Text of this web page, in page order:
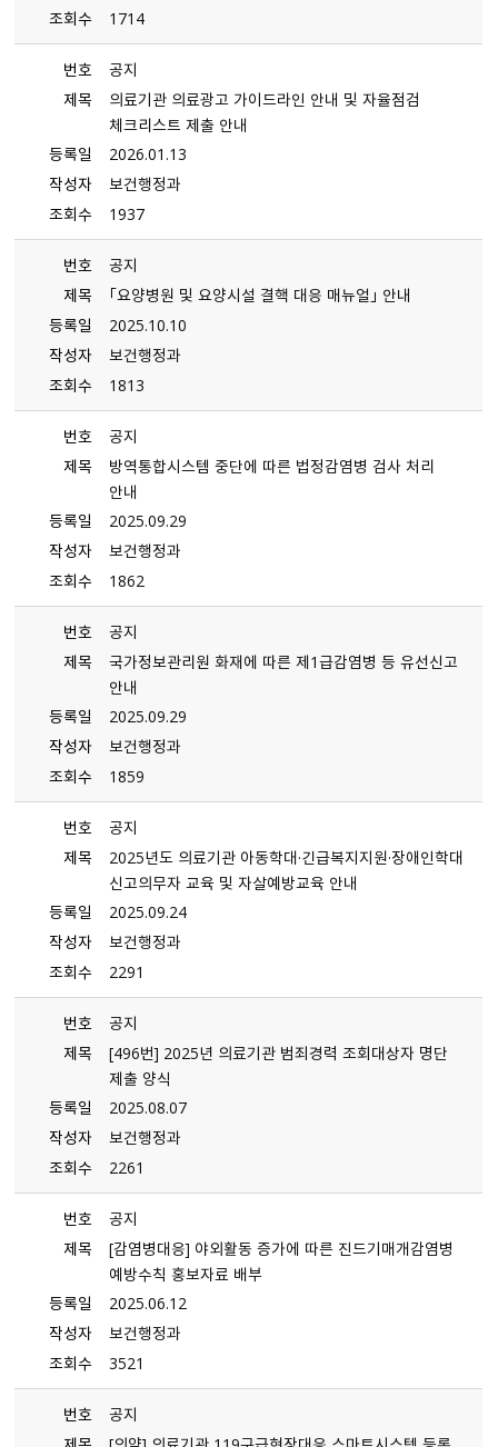
조회수
1714
번호
공지
제목
의료기관 의료광고 가이드라인 안내 및 자율점검
체크리스트 제출 안내
등록일
2026.01.13
작성자
보건행정과
조회수
1937
번호
공지
제목
「요양병원 및 요양시설 결핵 대응 매뉴얼」 안내
등록일
2025.10.10
작성자
보건행정과
조회수
1813
번호
공지
제목
방역통합시스템 중단에 따른 법정감염병 검사 처리
안내
등록일
2025.09.29
작성자
보건행정과
조회수
1862
번호
공지
제목
국가정보관리원 화재에 따른 제1급감염병 등 유선신고
안내
등록일
2025.09.29
작성자
보건행정과
조회수
1859
번호
공지
제목
2025년도 의료기관 아동학대·긴급복지지원·장애인학대
신고의무자 교육 및 자살예방교육 안내
등록일
2025.09.24
작성자
보건행정과
조회수
2291
번호
공지
제목
[496번] 2025년 의료기관 범죄경력 조회대상자 명단
제출 양식
등록일
2025.08.07
작성자
보건행정과
조회수
2261
번호
공지
제목
[감염병대응] 야외활동 증가에 따른 진드기매개감염병
예방수칙 홍보자료 배부
등록일
2025.06.12
작성자
보건행정과
조회수
3521
번호
공지